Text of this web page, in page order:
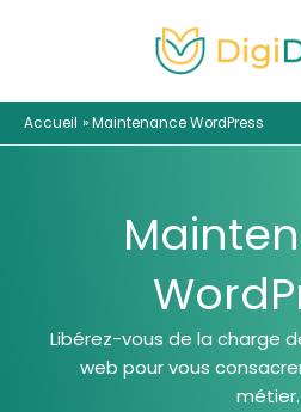
Accueil Maintenance WordPress
Libérez-vous de la charge
web pour vous
métier.